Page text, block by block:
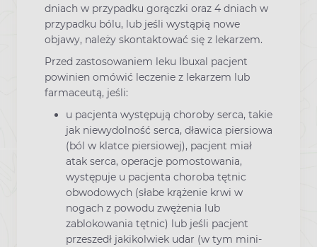
dniach w przypadku gorączki oraz 4 dniach w
przypadku bólu, lub jeśli wystąpią nowe
objawy, należy skontaktować się z lekarzem.
Przed zastosowaniem leku Ibuxal pacjent
powinien omówić leczenie z lekarzem lub
farmaceutą, jeśli:
u pacjenta występują choroby serca, takie
jak niewydolność serca, dławica piersiowa
(ból w klatce piersiowej), pacjent miał
atak serca, operacje pomostowania,
występuje u pacjenta choroba tętnic
obwodowych (słabe krążenie krwi w
nogach z powodu zwężenia lub
zablokowania tętnic) lub jeśli pacjent
przeszedł jakikolwiek udar (w tym mini-